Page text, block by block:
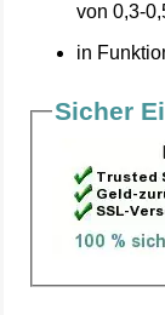
von 0,3-
in
Sicher